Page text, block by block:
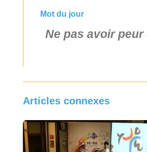
Mot du jour
Ne pas avoir peur
Articles connexes